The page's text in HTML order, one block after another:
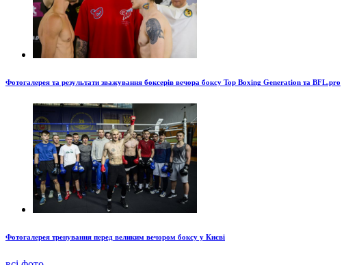
Фотогалерея та результати зважування боксерів вечора боксу Top Boxing Generation та BFL.pro
Фотогалерея тренування перед великим вечором боксу у Києві